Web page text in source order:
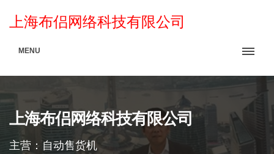
上海布侣网络科技有限公司
MENU
上海布侣网络科技有限公司
主营：自动售货机